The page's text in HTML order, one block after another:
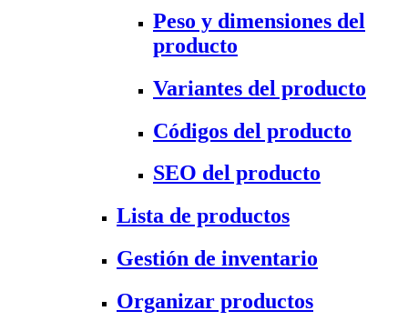
Peso y dimensiones del
producto
Variantes del producto
Códigos del producto
SEO del producto
Lista de productos
Gestión de inventario
Organizar productos